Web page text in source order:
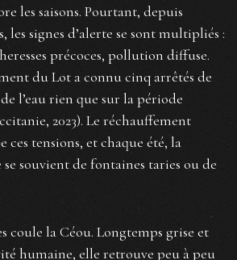
les saisons. Pourtant, depuis
les signes d’alerte se sont multipliés :
précoces, pollution diffuse.
du Lot a connu cinq arrêtés de
l’eau rien que sur la période
2023). Le réchauffement
ces tensions, et chaque été, la
souvient de fontaines taries ou de
coule la Céou. Longtemps grise et
humaine, elle retrouve peu à peu